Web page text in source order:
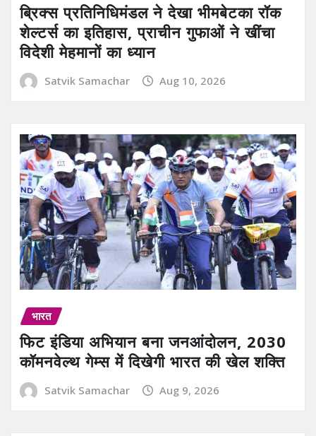
ब्रिक्स प्रतिनिधिमंडल ने देखा भीमबेटका रॉक
शेल्टर्स का इतिहास, प्राचीन गुफाओं ने खींचा
विदेशी मेहमानों का ध्यान
Satvik Samachar Aug 10, 2026
भारत
फिट इंडिया अभियान बना जनआंदोलन, 2030
कॉमनवेल्थ गेम्स में दिखेगी भारत की खेल शक्ति
Satvik Samachar Aug 9, 2026